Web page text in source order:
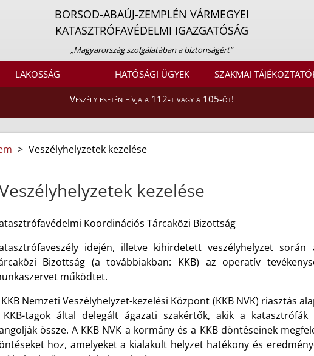
BORSOD-ABAÚJ-ZEMPLÉN VÁRMEGYEI
KATASZTRÓFAVÉDELMI IGAZGATÓSÁG
„Magyarország szolgálatában a biztonságért”
LAKOSSÁG HATÓSÁGI ÜGYEK SZAKMAI
Veszély esetén hívja a 112-t vagy a 105-öt!
> Veszélyhelyzetek kezelése
kezelése
Koordinációs Tárcaközi Bizottság
idején, illetve kihirdetett veszélyhelyzet során
Bizottság (a továbbiakban: KKB) az operatív
működtet.
Nemzeti Veszélyhelyzet-kezelési Központ (KKB NVK) riasztás
tagok által delegált ágazati szakértők, akik a
össze. A KKB NVK a kormány és a KKB döntéseinek
hoz, amelyeket a kialakult helyzet hatékony és